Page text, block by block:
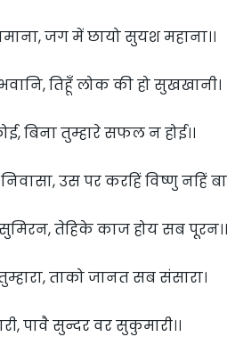
जग में छायो सुयश महाना।।
तिहूँ लोक की हो सुखखानी।
बिना तुम्हारे सफल न होई।।
उस पर करहिं विष्णु नहिं
तेहिके काज होय सब पूरन।।
ताको जानत सब संसारा।
पावै सुन्दर वर सुकुमारी।।